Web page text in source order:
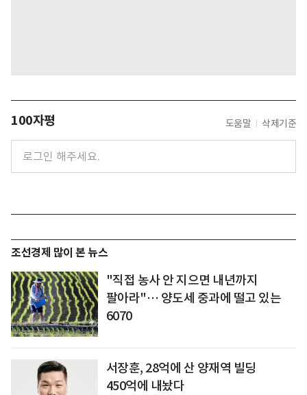
100자평 도움말 삭제기준
조선경제 많이 본 뉴스
"직접 농사 안 지으면 내년까지
팔아라"… 양도세 중과에 떨고 있는
6070
서장훈, 28억에 산 양재역 빌딩
450억에 내놨다